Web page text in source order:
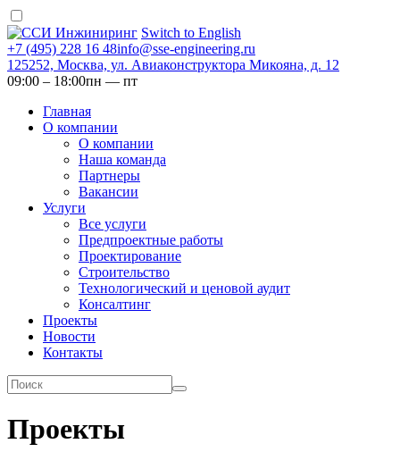
Switch to English
+7 (495) 228 16 48info@sse-engineering.ru
125252, Москва, ул. Авиаконструктора Микояна, д. 12
09:00 ‒ 18:00пн — пт
Главная
О компании
О компании
Наша команда
Партнеры
Вакансии
Услуги
Все услуги
Предпроектные работы
Проектирование
Строительство
Технологический и ценовой аудит
Консалтинг
Проекты
Новости
Контакты
Проекты